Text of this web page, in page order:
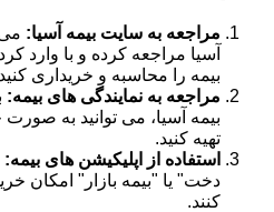
مراجعه به سایت بیمه آسیا:
آسیا مراجعه کرده و با وارد
بیمه را محاسبه و خریداری
مراجعه به نمایندگی های بیمه:
بیمه آسیا، می توانید به
تهیه کنید.
استفاده از اپلیکیشن های بیمه:
دخت" یا "بیمه بازار" امکان
کنند.